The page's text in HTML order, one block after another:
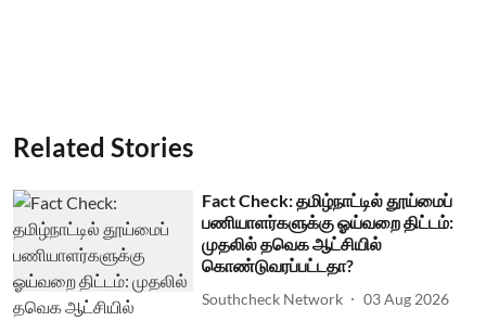
Related Stories
Fact Check: தமிழ்நாட்டில் தூய்மைப்
பணியாளர்களுக்கு ஓய்வறை திட்டம்:
முதலில் தவெக ஆட்சியில்
கொண்டுவரப்பட்டதா?
Southcheck Network 03 Aug 2026